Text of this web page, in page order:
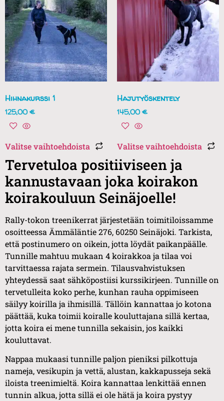
Hihnakurssi 1
125,00€
Valitse vaihtoehdoista
Hajutyöskentely
145,00€
Valitse vaihtoehdoista
Tervetuloa positiiviseen ja
kannustavaan joka koirakon
koirakouluun Seinäjoelle!
Rally-tokon treenikerrat järjestetään toimitiloissamme
osoitteessa Ämmäläntie 276, 60250 Seinäjoki. Tarkista,
että postinumero on oikein, jotta löydät paikanpäälle.
Tunnille mahtuu mukaan 4 koirakkoa ja tilaa voi
tarvittaessa rajata sermein. Tilausvahvistuksen
yhteydessä saat sähköpostiisi kurssikirjeen. Tunnille on
tervetulleita koko perhe, kunhan rauha oppimiseen
säilyy koirilla ja ihmisillä. Tällöin kannattaa jo kotona
päättää, kuka toimii koiralle kouluttajana sillä kertaa,
jotta koira ei mene tunnilla sekaisin, jos kaikki
kouluttavat.
Nappaa mukaasi tunnille paljon pieniksi pilkottuja
nameja, vesikupin ja vettä, alustan, kakkapusseja sekä
iloista treenimieltä. Koira kannattaa lenkittää ennen
tunnin alkua, jotta sillä ei ole hätä ja koira pystyy